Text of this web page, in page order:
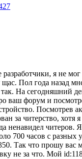
разработчики, я не
Пол года назад
На сегодняшний
ваш форум и
Посмотрев
за читерство, хотя
ненавидел читеров.
700 часов с разных
Так что прошу вас
не за что. Мой